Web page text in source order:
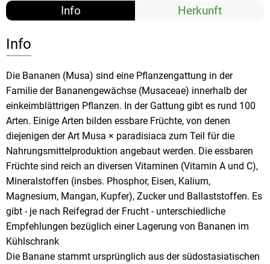
Service
Info Herkunft
Info
Die Bananen (Musa) sind eine Pflanzengattung in der
Familie der Bananengewächse (Musaceae) innerhalb der
einkeimblättrigen Pflanzen. In der Gattung gibt es rund 100
Arten. Einige Arten bilden essbare Früchte, von denen
diejenigen der Art Musa × paradisiaca zum Teil für die
Nahrungsmittelproduktion angebaut werden. Die essbaren
Früchte sind reich an diversen Vitaminen (Vitamin A und C),
Mineralstoffen (insbes. Phosphor, Eisen, Kalium,
Magnesium, Mangan, Kupfer), Zucker und Ballaststoffen. Es
gibt - je nach Reifegrad der Frucht - unterschiedliche
Empfehlungen bezüglich einer Lagerung von Bananen im
Kühlschrank
Die Banane stammt ursprünglich aus der südostasiatischen